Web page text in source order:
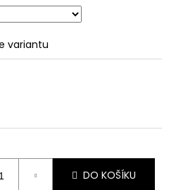
variantu
DO KOŠÍKU